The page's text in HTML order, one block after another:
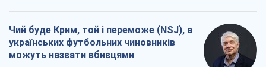
Чий буде Крим, той і переможе (NSJ), а
українських футбольних чиновників
можуть назвати вбивцями